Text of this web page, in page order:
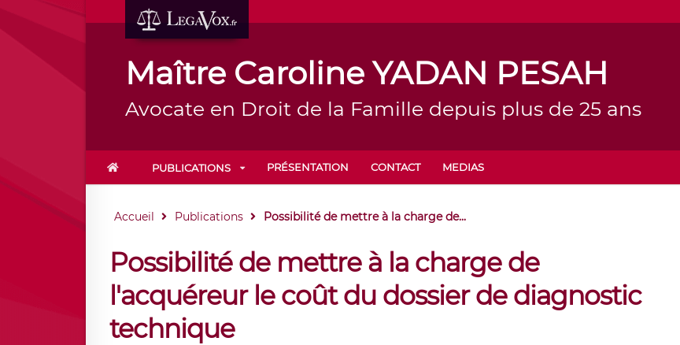
Maître Caroline YADAN PESAH
Avocate en Droit de la Famille depuis plus de 25 ans
PUBLICATIONS PRÉSENTATION CONTACT MEDIAS
Accueil Publications Possibilité de mettre à la charge de...
Possibilité de mettre à la charge de
l'acquéreur le coût du dossier de diagnostic
technique